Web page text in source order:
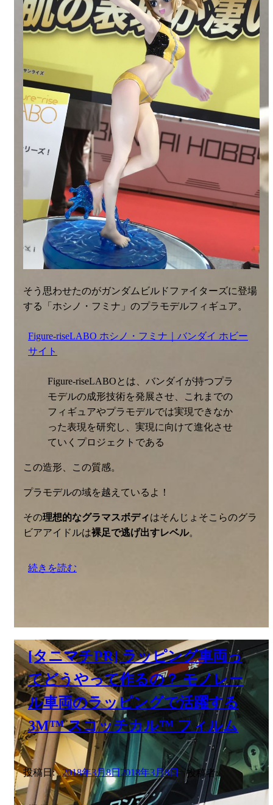
そう思わせたのがガンダムビルドファイターズに登場
する「ホシノ・フミナ」のプラモデルフィギュア。
Figure-riseLABO ホシノ・フミナ｜バンダイ ホビー
サイト
Figure-riseLABOとは、バンダイが持つプラ
モデルの成形技術を発展させ、これまでの
フィギュアやプラモデルでは実現できなか
った表現を研究し、実現に向けて進化させ
ていくプロジェクトである
この造形、この質感。
プラモデルの域を越えているよ！
その理想的なグラマスボディはそんじょそこらのグラ
ビアアイドルは裸足で逃げ出すレベル。
続きを読む
[タニマチPR] ラッピング車両っ
てどうやって作るの？ モノレー
ル車両のラッピングで活躍する
3M™ スコッチカル™ フィルム
投稿日: 2018年3月8日2018年3月8日 投稿者: